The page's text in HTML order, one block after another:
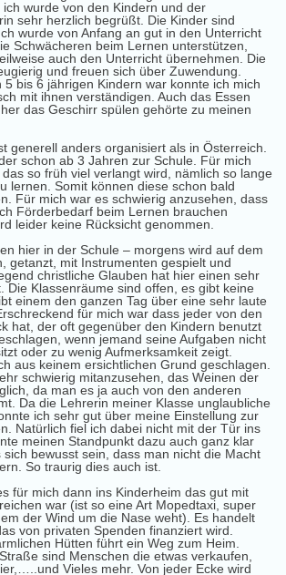
wurde von den Kindern und der
sehr herzlich begrüßt. Die Kinder sind
wurde von Anfang an gut in den Unterricht
Schwächeren beim Lernen unterstützen,
auch den Unterricht übernehmen. Die
und freuen sich über Zuwendung.
5 bis 6 jährigen Kindern war konnte ich mich
mit ihnen verständigen. Auch das Essen
das Geschirr spülen gehörte zu meinen
generell anders organisiert als in Österreich.
schon ab 3 Jahren zur Schule. Für mich
so früh viel verlangt wird, nämlich so lange
lernen. Somit können diese schon bald
Für mich war es schwierig anzusehen, dass
Förderbedarf beim Lernen brauchen
leider keine Rücksicht genommen.
hier in der Schule – morgens wird auf dem
getanzt, mit Instrumenten gespielt und
christliche Glauben hat hier einen sehr
Die Klassenräume sind offen, es gibt keine
einem den ganzen Tag über eine sehr laute
für mich war dass jeder von den
hat, der oft gegenüber den Kindern benutzt
wenn jemand seine Aufgaben nicht
oder zu wenig Aufmerksamkeit zeigt.
aus keinem ersichtlichen Grund geschlagen.
schwierig mitanzusehen, das Weinen der
da man es ja auch von den anderen
Da die Lehrerin meiner Klasse unglaubliche
ich sehr gut über meine Einstellung zur
Natürlich fiel ich dabei nicht mit der Tür ins
meinen Standpunkt dazu auch ganz klar
bewusst sein, dass man nicht die Macht
So traurig dies auch ist.
für mich dann ins Kinderheim das gut mit
war (ist so eine Art Mopedtaxi, super
der Wind um die Nase weht). Es handelt
von privaten Spenden finanziert wird.
Hütten führt ein Weg zum Heim.
sind Menschen die etwas verkaufen,
Vieles mehr. Von jeder Ecke wird